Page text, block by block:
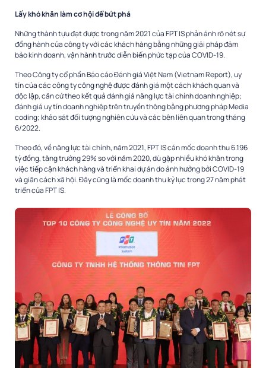
Lấy khó khăn làm cơ hội để bứt phá
Những thành tựu đạt được trong năm 2021 của FPT IS phản ánh rõ nét sự
đồng hành của công ty với các khách hàng bằng những giải pháp đảm
bảo kinh doanh, vận hành trước diễn biến phức tạp của COVID-19.
Theo Công ty cổ phần Báo cáo Đánh giá Việt Nam (Vietnam Report), uy
tín của các công ty công nghệ được đánh giá một cách khách quan và
độc lập, căn cứ theo kết quả đánh giá năng lực tài chính doanh nghiệp;
đánh giá uy tín doanh nghiệp trên truyền thông bằng phương pháp Media
coding; khảo sát đối tượng nghiên cứu và các bên liên quan trong tháng
6/2022.
Theo đó, về năng lực tài chính, năm 2021, FPT IS cán mốc doanh thu 6.196
tỷ đồng, tăng trưởng 29% so với năm 2020, dù gặp nhiều khó khăn trong
việc tiếp cận khách hàng và triển khai dự án do ảnh hưởng bởi COVID-19
và giãn cách xã hội. Đây cũng là mốc doanh thu kỷ lục trong 27 năm phát
triển của FPT IS.